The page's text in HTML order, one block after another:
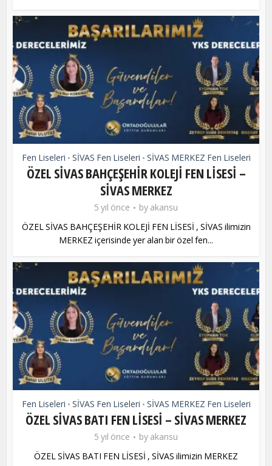
Fen Liseleri • SİVAS Fen Liseleri • SİVAS MERKEZ Fen Liseleri
ÖZEL SİVAS BAHÇEŞEHİR KOLEJİ FEN LİSESİ –
SİVAS MERKEZ
5 yıl önce by akansu
ÖZEL SİVAS BAHÇEŞEHİR KOLEJİ FEN LİSESİ , SİVAS ilimizin
MERKEZ içerisinde yer alan bir özel fen...
Fen Liseleri • SİVAS Fen Liseleri • SİVAS MERKEZ Fen Liseleri
ÖZEL SİVAS BATI FEN LİSESİ – SİVAS MERKEZ
5 yıl önce by akansu
ÖZEL SİVAS BATI FEN LİSESİ , SİVAS ilimizin MERKEZ